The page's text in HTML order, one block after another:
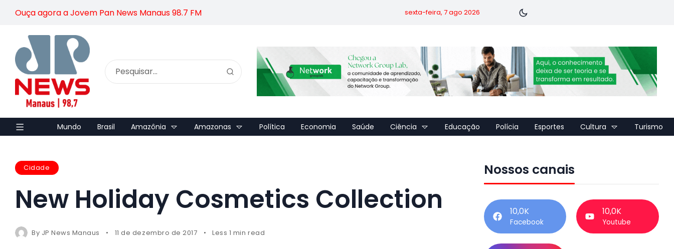
Ouça agora a Jovem Pan News Manaus 98.7 FM sexta-feira, 7 ago 2026
Mundo Brasil Amazônia Amazonas Política Economia Saúde Ciência Educação Polícia Esportes Cultura Turismo
Cidade
New Holiday Cosmetics Collection
By JP News Manaus 11 de dezembro de 2017 Less 1 min read
Nossos canais
10,0K
Facebook
10,0K
Youtube